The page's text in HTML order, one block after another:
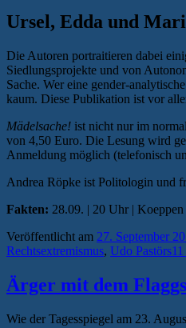
Ursel, Edda und
Die Autoren portraitieren dabei
Siedlungsprojekte und von
Sache. Wer eine gender-
kaum. Diese Publikation ist vor
Mädelsache! ist nicht nur im
von 4,50 Euro. Die Lesung wird
Anmeldung möglich (telefonisch
Andrea Röpke ist Politologin und
Fakten: 28.09. | 20 Uhr |
Veröffentlicht am 27. September
Rechtsextremismus, Udo Pastörs
Ärger mit dem
Wie der Tagesspiegel am 23.